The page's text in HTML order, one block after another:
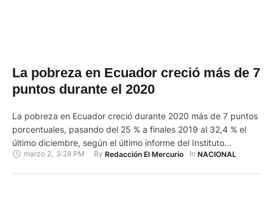
La pobreza en Ecuador creció más de 7
puntos durante el 2020
La pobreza en Ecuador creció durante 2020 más de 7 puntos
porcentuales, pasando del 25 % a finales 2019 al 32,4 % el
último diciembre, según el último informe del Instituto
Nacional de Estadística y Censos (INEC). El documento,
marzo 2, 3:28 PM By Redacción El Mercurio In NACIONAL